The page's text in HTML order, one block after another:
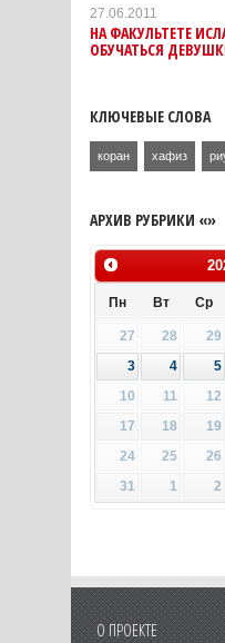
27.06.2011
НА ФАКУЛЬТЕТЕ
ОБУЧАТЬСЯ
КЛЮЧЕВЫЕ СЛОВА
коран хафиз
АРХИВ РУБРИКИ «»
Пн Вт Ср
27 28 29
3
4 5
10
11 12
17
18 19
24
25 26
31
1 2
О ПРОЕКТЕ